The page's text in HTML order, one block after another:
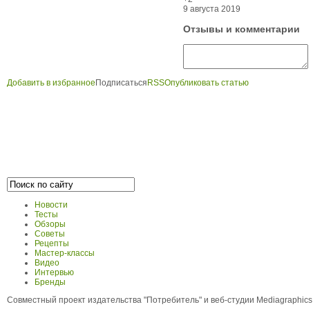
9 августа 2019
Отзывы и комментарии
Добавить в избранное Подписаться RSSОпубликовать статью
Новости
Тесты
Обзоры
Советы
Рецепты
Мастер-классы
Видео
Интервью
Бренды
Совместный проект издательства "Потребитель" и веб-студии Mediagraphics